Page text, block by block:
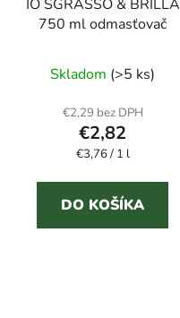
IO SGRASSO & BRILLA
750 ml odmasťovač
hodnotenie
produktu
je
4,0
z
5
hviezdičiek.
Skladom (>5 ks)
€2,29 bez DPH
€2,82
Jednotková
€3,76 / 1 l
DO KOŠÍKA